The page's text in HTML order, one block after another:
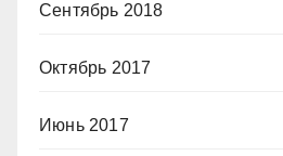
Сентябрь 2018
Октябрь 2017
Июнь 2017